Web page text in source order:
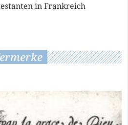
in Frankreich